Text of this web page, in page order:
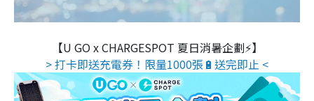
【U GO x CHARGESPOT 夏日消暑企劃⚡】
> 打卡即送充電券！限量1000張🔋送完即止 <